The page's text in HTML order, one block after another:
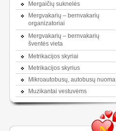
Mergaičių suknelės
Mergvakarių – bernvakarių
organizatoriai
Mergvakarių – bernvakarių
šventės vieta
Metrikacijos skyriai
Metrikacijos skyrius
Mikroautobusų, autobusų nuoma
Muzikantai vestuvėms